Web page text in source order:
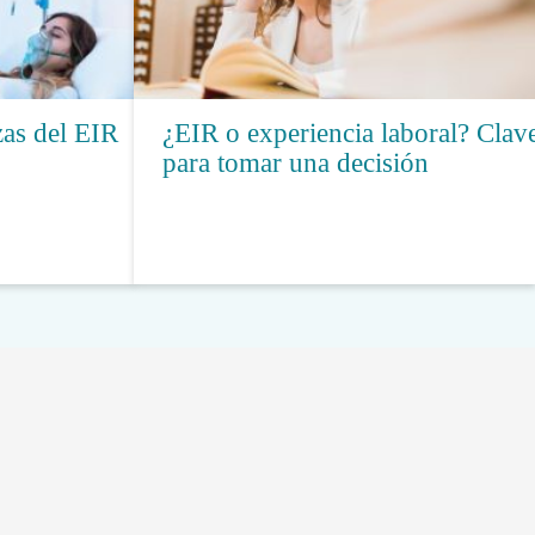
del EIR
¿EIR o experiencia laboral?
para tomar una decisión